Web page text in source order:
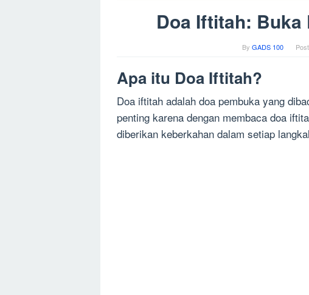
Doa Iftitah:
By GADS 100
Apa itu Doa Iftitah?
Doa iftitah adalah doa pembuka yang
penting karena dengan membaca doa
diberikan keberkahan dalam setiap